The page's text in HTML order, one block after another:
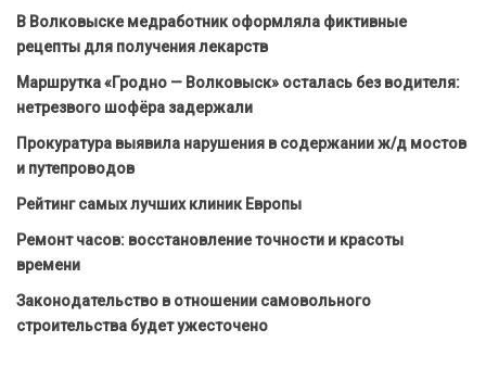
В Волковыске медработник оформляла фиктивные
рецепты для получения лекарств
Маршрутка «Гродно — Волковыск» осталась без водителя:
нетрезвого шофёра задержали
Прокуратура выявила нарушения в содержании ж/д мостов
и путепроводов
Рейтинг самых лучших клиник Европы
Ремонт часов: восстановление точности и красоты
времени
Законодательство в отношении самовольного
строительства будет ужесточено